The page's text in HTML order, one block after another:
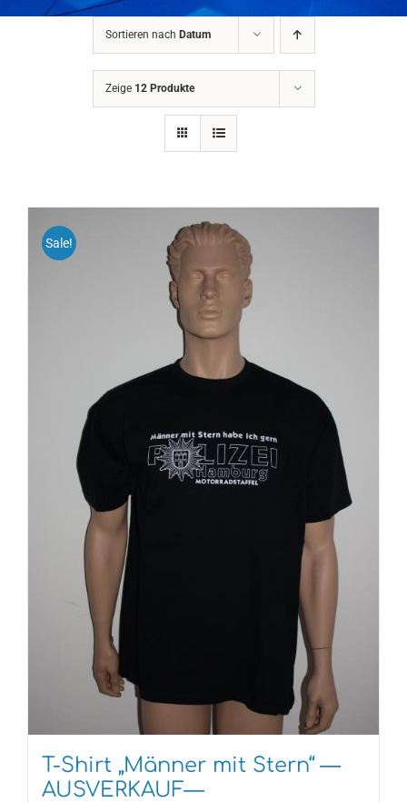
Sortieren nach Datum
Zeige 12 Produkte
Sale!
T-Shirt „Männer mit Stern“ —
AUSVERKAUF—